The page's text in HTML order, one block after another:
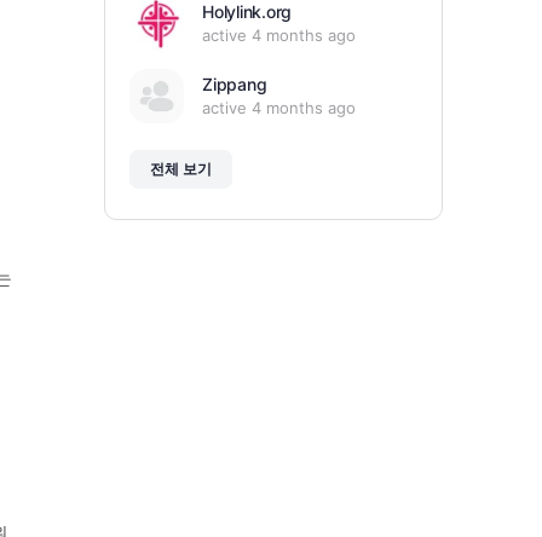
Holylink.org
active 4 months ago
Zippang
active 4 months ago
전체 보기